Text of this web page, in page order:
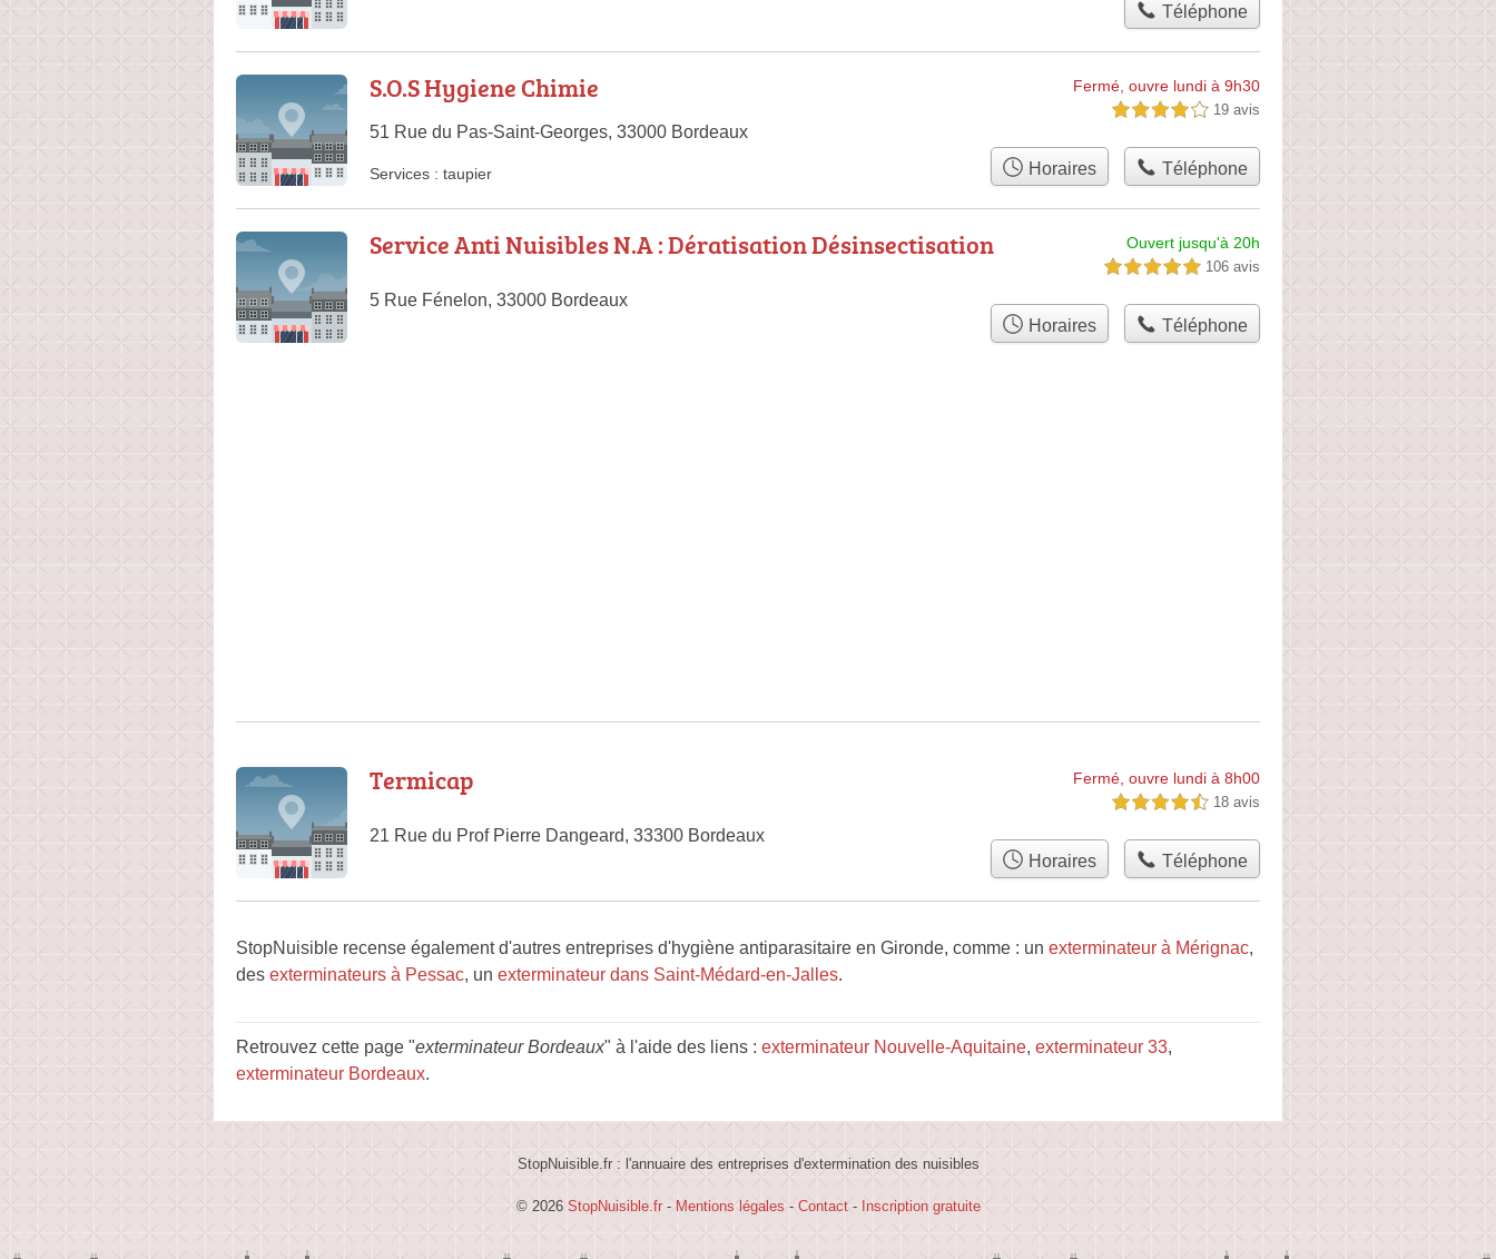
Téléphone
S.O.S Hygiene Chimie
51 Rue du Pas-Saint-Georges, 33000 Bordeaux
Fermé, ouvre lundi à 9h30
4,0 étoiles sur 5 19 avis
Services : taupier Horaires Téléphone
Service Anti Nuisibles N.A : Dératisation Désinsectisation
5 Rue Fénelon, 33000 Bordeaux
Ouvert jusqu'à 20h
5,0 étoiles sur 5 106 avis
Horaires Téléphone
Termicap
21 Rue du Prof Pierre Dangeard, 33300 Bordeaux
Fermé, ouvre lundi à 8h00
4,5 étoiles sur 5 18 avis
Horaires Téléphone
StopNuisible recense également d'autres entreprises d'hygiène antiparasitaire en Gironde, comme : un exterminateur à Mérignac,
des exterminateurs à Pessac, un exterminateur dans Saint-Médard-en-Jalles.
Retrouvez cette page "exterminateur Bordeaux" à l'aide des liens : exterminateur Nouvelle-Aquitaine, exterminateur 33,
exterminateur Bordeaux.
StopNuisible.fr : l'annuaire des entreprises d'extermination des nuisibles
© 2026 StopNuisible.fr - Mentions légales - Contact- Inscription gratuite